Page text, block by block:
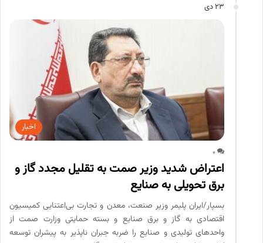
23 دی
اخبار
0
اعتراض شدید وزیر صمت به تقلیل مجدد گاز و
برق تحویلی به صنایع
بسپار/ایران پلیمر وزیر صنعت، معدن و تجارت بی‌اعتنایی کمیسیون
اقتصادی به گاز و برق صنایع و بسته حمایتی وزارت صمت از
واحد‌های تولیدی و صنایع را ضربه جبران ناپذیر به پیشران توسعه